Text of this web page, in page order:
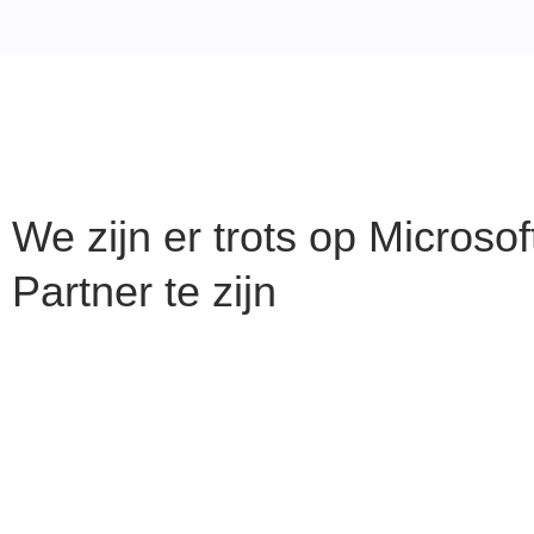
We zijn er trots op
Partner te zijn